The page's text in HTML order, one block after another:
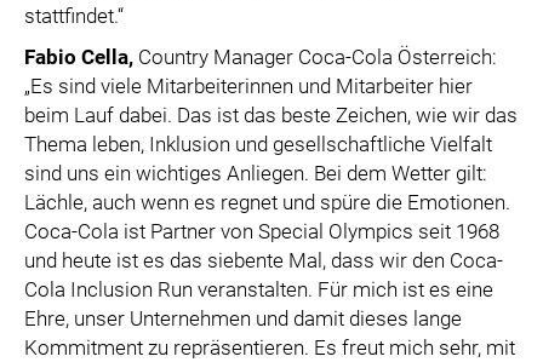
stattfindet.“
Fabio Cella, Country Manager Coca-Cola Österreich:
„Es sind viele Mitarbeiterinnen und Mitarbeiter hier
beim Lauf dabei. Das ist das beste Zeichen, wie wir das
Thema leben, Inklusion und gesellschaftliche Vielfalt
sind uns ein wichtiges Anliegen. Bei dem Wetter gilt:
Lächle, auch wenn es regnet und spüre die Emotionen.
Coca-Cola ist Partner von Special Olympics seit 1968
und heute ist es das siebente Mal, dass wir den Coca-
Cola Inclusion Run veranstalten. Für mich ist es eine
Ehre, unser Unternehmen und damit dieses lange
Kommitment zu repräsentieren. Es freut mich sehr, mit